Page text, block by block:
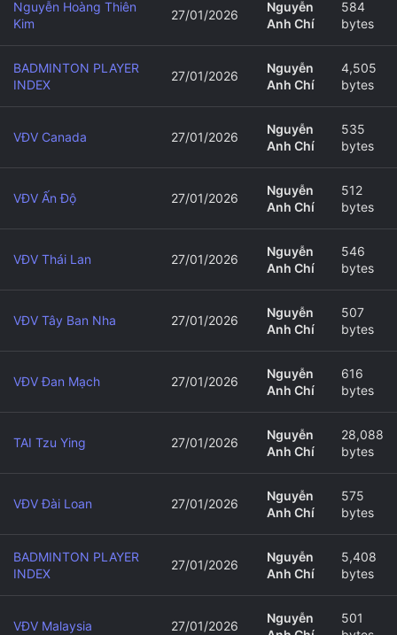
Nguyễn Hoàng Thiên
Kim
27/01/2026
Nguyễn
Anh Chí
584
bytes
BADMINTON PLAYER
INDEX
27/01/2026
Nguyễn
Anh Chí
4,505
bytes
VĐV Canada 27/01/2026
Nguyễn
Anh Chí
535
bytes
VĐV Ấn Độ 27/01/2026
Nguyễn
Anh Chí
512
bytes
VĐV Thái Lan 27/01/2026
Nguyễn
Anh Chí
546
bytes
VĐV Tây Ban Nha 27/01/2026
Nguyễn
Anh Chí
507
bytes
VĐV Đan Mạch 27/01/2026
Nguyễn
Anh Chí
616
bytes
TAI Tzu Ying 27/01/2026
Nguyễn
Anh Chí
28,088
bytes
VĐV Đài Loan 27/01/2026
Nguyễn
Anh Chí
575
bytes
BADMINTON PLAYER
INDEX
27/01/2026
Nguyễn
Anh Chí
5,408
bytes
VĐV Malaysia 27/01/2026
Nguyễn
501